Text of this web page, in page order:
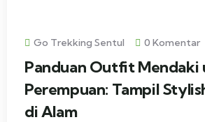
Go Trekking Sentul 0 Komentar
Panduan Outfit Mendaki
Perempuan: Tampil
di Alam